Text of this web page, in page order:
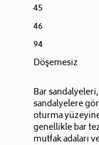
45
46
94
Döşemesiz
Bar
sandalyelere
oturma
genellikle bar
mutfak adaları